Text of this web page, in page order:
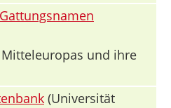
und ihre
(Universität